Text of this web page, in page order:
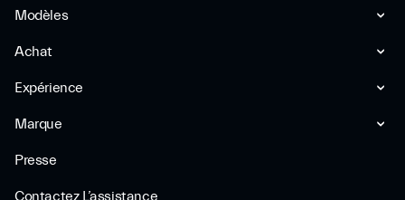
Modèles
Achat
Expérience
Marque
Presse
Contactez L’assistance